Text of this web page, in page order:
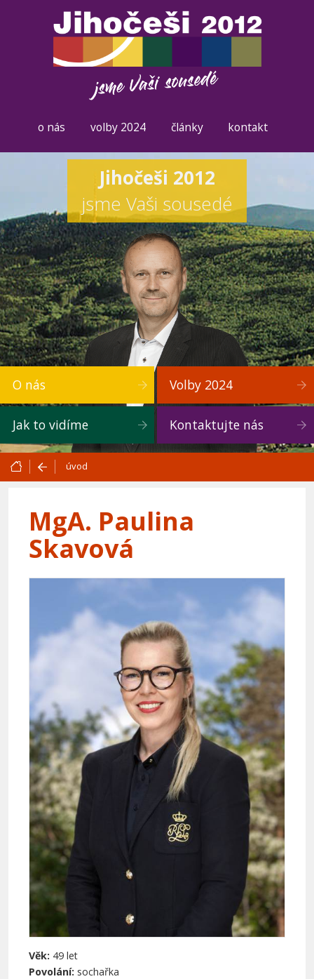
o nás volby 2024 články kontakt
Jihočeši 2012
jsme Vaši sousedé
O nás Volby 2024
Jak to vidíme Kontaktujte nás
úvod
MgA. Paulina
Skavová
Věk: 49 let
Povolání: sochařka